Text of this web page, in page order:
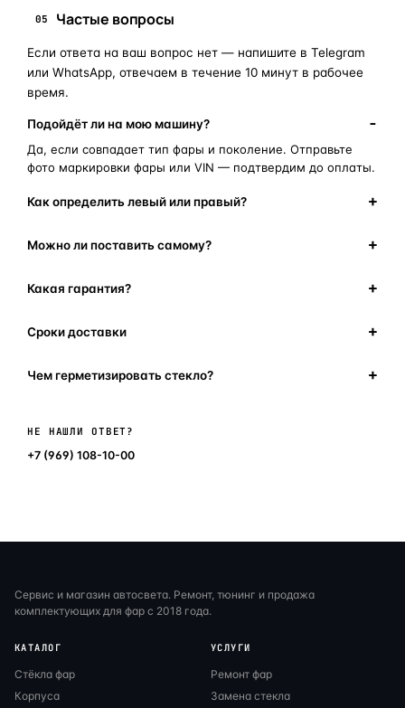
05 Частые вопросы
Если ответа на ваш вопрос нет — напишите в Telegram
или WhatsApp, отвечаем в течение 10 минут в рабочее
время.
Подойдёт ли на мою машину?
Да, если совпадает тип фары и поколение. Отправьте
фото маркировки фары или VIN — подтвердим до оплаты.
Как определить левый или правый?
Можно ли поставить самому?
Какая гарантия?
Сроки доставки
Чем герметизировать стекло?
НЕ НАШЛИ ОТВЕТ?
+7 (969) 108-10-00
Сервис и магазин автосвета. Ремонт, тюнинг и продажа
комплектующих для фар с 2018 года.
КАТАЛОГ
Стёкла фар
Корпуса
УСЛУГИ
Ремонт фар
Замена стекла